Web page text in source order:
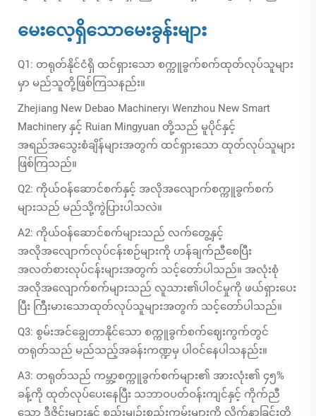
မေးလေ့ရှိသောမေးခွန်းများ
Q1: တရုတ်နိုင်ငံရှိ ထင်ရှားသော စက္ကူခွက်စက်ထုတ်လုပ်သူများ
မှာ မည်သူတို့ဖြစ်ကြသနည်း။
Zhejiang New Debao Machinery၊ Wenzhou New Smart
Machinery နှင့် Ruian Mingyuan တို့သည် မူပိုင်နှင့်
အရည်အသွေးစံချိန်များအတွက် ထင်ရှားသော ထုတ်လုပ်သူများ
ဖြစ်ကြသည်။
Q2: ကိုယ်ဝန်ဆောင်စက်နှင့် အလိုအလျောက်စက္ကူခွက်စက်
များသည် မည်သို့ကွဲပြားပါသလဲ။
A2: ကိုယ်ဝန်ဆောင်စက်များသည် လက်တွေ့နှင့်
အလိုအလျောက်လုပ်ငန်းစဉ်များကို ဟန်ချက်ညီစေပြီး
အလတ်စားလုပ်ငန်းများအတွက် သင့်တော်ပါသည်။ အလုံးစုံ
အလိုအလျောက်စက်များသည် လူသား၏ပါဝင်မှုကို ဖယ်ရှားပေး
ပြီး ကြီးမားသောထုတ်လုပ်သူများအတွက် သင့်တော်ပါသည်။
Q3: စွမ်းအင်ချွေတာနိုင်သော စက္ကူခွက်စက်ဈေးကွက်တွင်
တရုတ်သည် မည်သည့်အခန်းကဏ္ဍမှ ပါဝင်နေပါသနည်း။
A3: တရုတ်သည် ကမ္ဘာ့စက္ကူခွက်စက်များ၏ အားလုံး၏ ၄၅%
ခန့်ကို ထုတ်လုပ်ပေးနေပြီး သဘာဝပတ်ဝန်းကျင်နှင့် ကိုက်ညီ
သော ဒီဇိုင်းများနှင့် စည်းမျဉ်းစည်းကမ်းများကို လိုက်နာခြင်းတို့